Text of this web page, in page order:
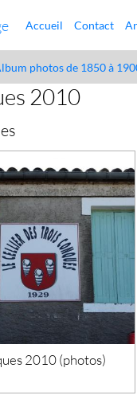
Accueil Contact
photos de 1850 à
2010
2010 (photos)